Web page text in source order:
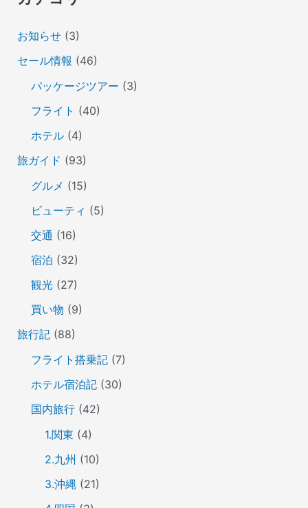
お知らせ(3)
セール情報 (46)
パッケージツアー (3)
フライト (40)
ホテル(4)
旅ガイド (93)
グルメ (15)
ビューティ (5)
交通 (16)
宿泊 (32)
観光(27)
買い物 (9)
旅行記(88)
フライト搭乗記(7)
ホテル宿泊記(30)
国内旅行(42)
1.関東 (4)
2.九州 (10)
3.沖縄(21)